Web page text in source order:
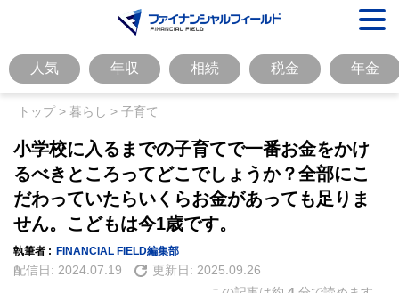
人気 年収 相続 税金 年金
トップ> 暮らし > 子育て
小学校に入るまでの子育てで一番お金をかけ
るべきところってどこでしょうか？全部にこ
だわっていたらいくらお金があっても足りま
せん。こどもは今1歳です。
執筆者 : FINANCIAL FIELD編集部
配信日: 2024.07.19 更新日: 2025.09.26